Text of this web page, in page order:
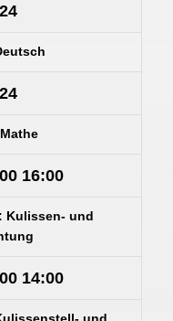
16:00
Kulissen- und
14:00